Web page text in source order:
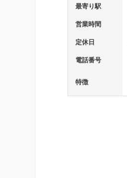
最寄り駅
営業時間
定休日
電話番号
特徴